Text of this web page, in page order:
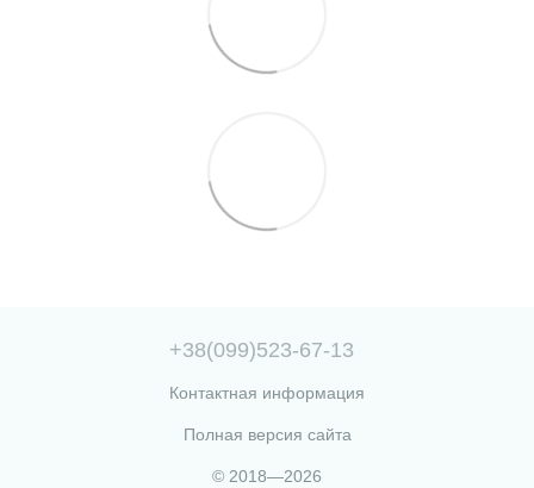
+38(099)523-67-13
Контактная информация
Полная версия сайта
© 2018—2026